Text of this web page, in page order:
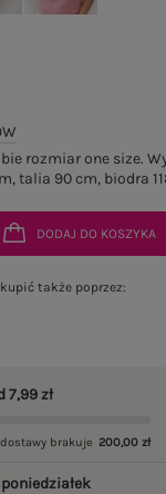
rozmiar one size.
talia 90 cm, biodra
DODAJ DO KOSZYKA
także poprzez:
7,99 zł
brakuje 200,00 zł
poniedziałek